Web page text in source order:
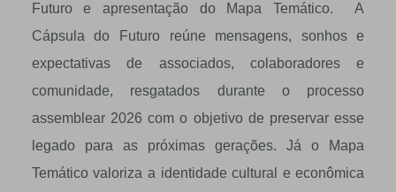
Futuro e apresentação do Mapa Temático. A
Cápsula do Futuro reúne mensagens, sonhos e
expectativas de associados, colaboradores e
comunidade, resgatados durante o processo
assemblear 2026 com o objetivo de preservar esse
legado para as próximas gerações. Já o Mapa
Temático valoriza a identidade cultural e econômica